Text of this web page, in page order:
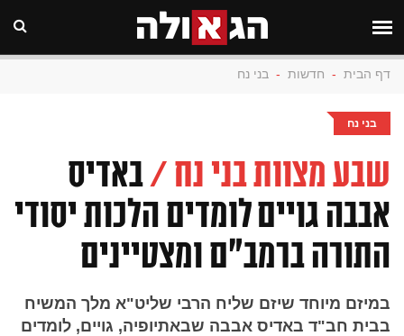
דף הבית - חדשות - בני נח
בני נח
שבע מצוות בני נח / באדיס
אבבה גויים לומדים הלכות יסודי
התורה ברמב"ם ומצטיינים
במיזם מיוחד שיזם שליח הרבי שליט"א מלך המשיח
בבית חב"ד באדיס אבבה שבאתיופיה, גויים, לומדים